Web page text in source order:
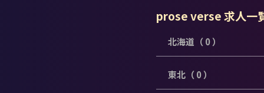
prose verse 求人一
北海道（ 0 ）
東北（ 0 ）